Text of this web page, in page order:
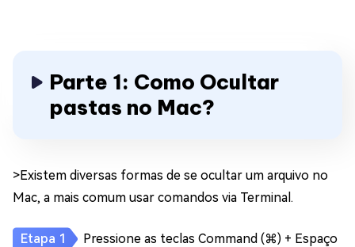
Parte 1: Como Ocultar
pastas no Mac?
>Existem diversas formas de se ocultar um arquivo no
Mac, a mais comum usar comandos via Terminal.
Pressione as teclas Command (⌘) + Espaço